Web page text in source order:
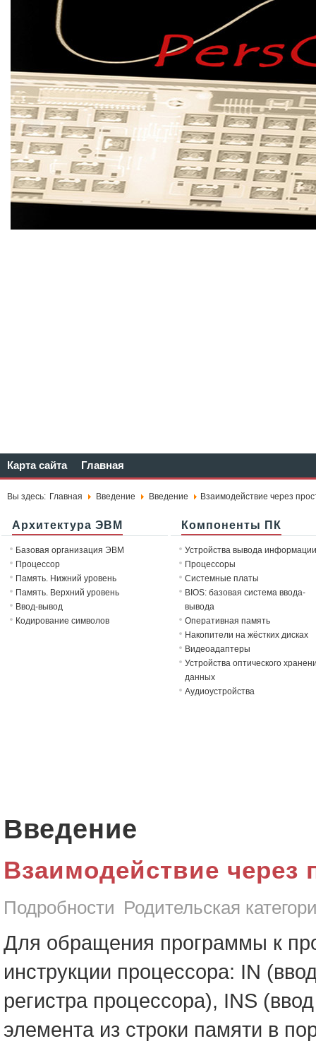
Карта сайта Главная
Вы здесь: Главная Введение Введение Взаимодействие через
Архитектура ЭВМ
Базовая организация ЭВМ
Процессор
Память. Нижний уровень
Память. Верхний уровень
Ввод-вывод
Кодирование символов
Компоненты ПК
Устройства вывода информации
Процессоры
Системные платы
BIOS: базовая система ввода-
вывода
Оперативная память
Накопители на жёстких дисках
Видеоадаптеры
Устройства оптического
данных
Аудиоустройства
Введение
Взаимодействие через
Подробности Родительская
Для обращения программы к
инструкции процессора: IN
регистра процессора), INS
элемента из строки памяти в